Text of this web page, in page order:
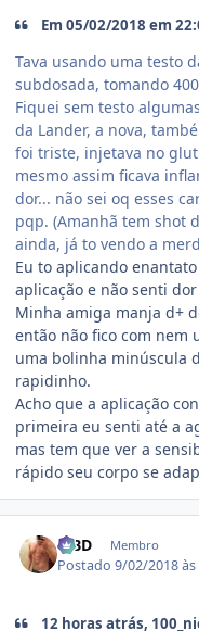
Em 05/02/2018 em
Tava usando uma testo
subdosada, tomando
Fiquei sem testo
da Lander, a nova,
foi triste, injetava no
mesmo assim ficava
dor... não sei oq esses
pqp. (Amanhã tem shot
ainda, já to vendo a
Eu to aplicando
aplicação e não senti
Minha amiga manja d+
então não fico com nem
uma bolinha minúscula
rapidinho.
Acho que a aplicação
primeira eu senti até a
mas tem que ver a
rápido seu corpo se
MBD Membro
Postado9/02/2018
12 horas atrás,